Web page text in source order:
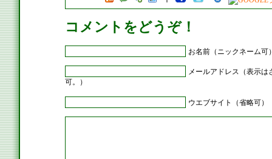
コメントをどうぞ！
お名前（ニックネーム可
メールアドレス（表示
可。）
ウエブサイト（省略可）